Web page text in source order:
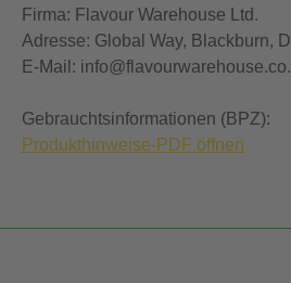
Firma: Flavour Warehouse Ltd.
Adresse: Global Way, Blackburn,
E-Mail:
Gebrauchtsinformationen (BPZ):
Produkthinweise-PDF öffnen